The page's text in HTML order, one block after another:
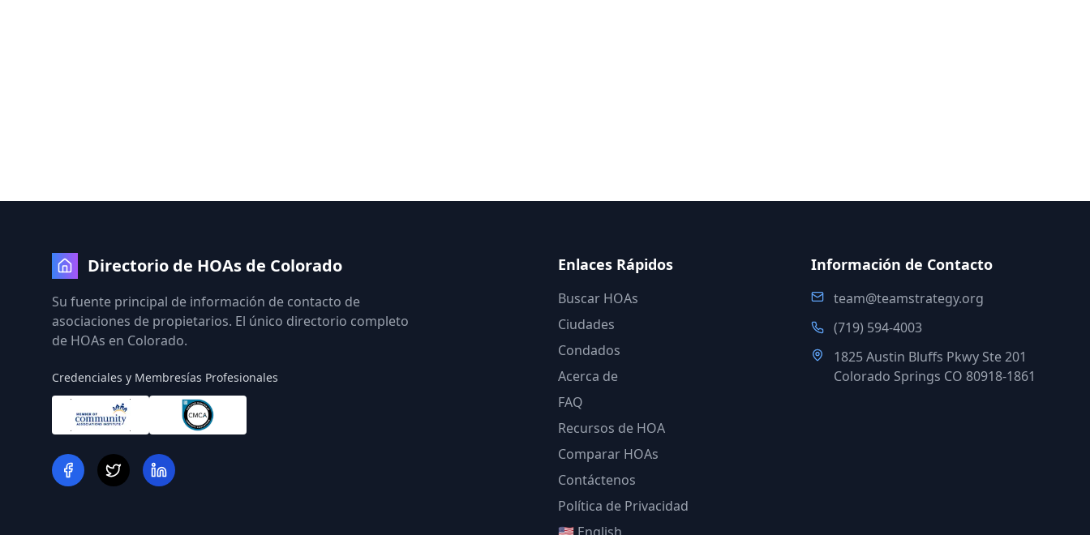
Directorio de HOAs de Colorado
Su fuente principal de información de contacto de
asociaciones de propietarios. El único directorio completo
de HOAs en Colorado.
Credenciales y Membresías Profesionales
Enlaces Rápidos
Buscar HOAs
Ciudades
Condados
Acerca de
FAQ
Recursos de HOA
Comparar HOAs
Contáctenos
Política de Privacidad
Información de Contacto
team@teamstrategy.org
(719) 594-4003
1825 Austin Bluffs Pkwy Ste 201
Colorado Springs CO 80918-1861